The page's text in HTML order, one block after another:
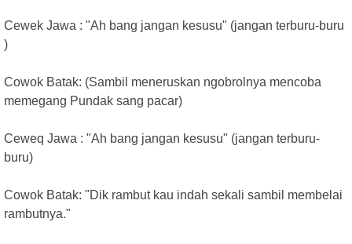
Cewek Jawa : "Ah bang jangan kesusu" (jangan terburu-buru
)
Cowok Batak: (Sambil meneruskan ngobrolnya mencoba
memegang Pundak sang pacar)
Ceweq Jawa : "Ah bang jangan kesusu" (jangan terburu-
buru)
Cowok Batak: "Dik rambut kau indah sekali sambil membelai
rambutnya."